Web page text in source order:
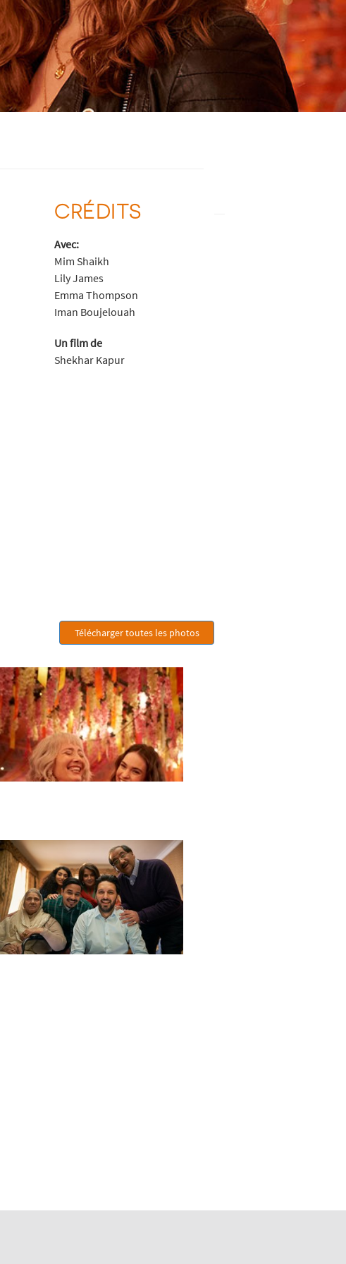
CRÉDITS
Avec:
Mim Shaikh
Lily James
Emma Thompson
Iman Boujelouah
Un film de
Shekhar Kapur
Télécharger toutes les photos